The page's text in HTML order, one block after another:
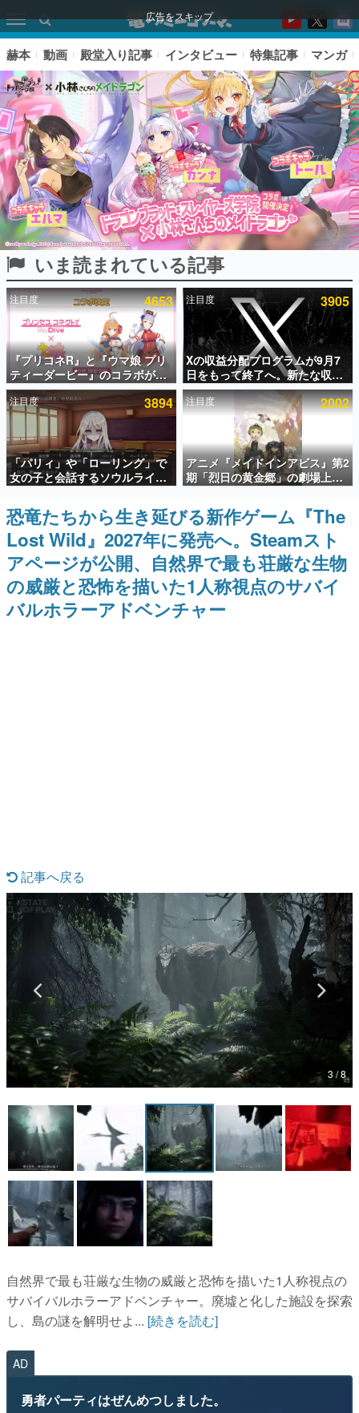
広告をスキップ
ピックアップ
電ファミのいま読まれている記事ランキング
アプリセール情報
インタビュー
連載・特集一覧
殿堂入り記事
SNS拡散数が数千以上！ ページビュー数万以上！ などな
ど。多くの人々に読まれた、電ファミ渾身の“殿堂入り”記
事をまとめました。
ゲームの企画書
名作ゲームクリエイターの方々に製作時のエピソードをお
聞きし、ヒットする企画（ゲーム）とは何か？を探ってい
きます。
赫本
この物語を解いてはいけない。『赫本』は、〈試験問題〉
の形をした短編ホラー小説集です。
なんでゲームは面白い？
ゲーム開発者・hamatsu氏がゲームの魅力を画面や操作の
具体的な形から解き明かしていく、硬派で骨太な評論連載
です。
ゲームが変えた日本語
「経験値」「裏技」「ラスボス」… ゲームにまつわる言葉
の起源や用法の変遷を、コンピューター文化史研究家・タ
イニーP氏が徹底調査。
カテゴリ
特集記事
マンガ
女性向け
アプリレビュー
その他
電ファミニコゲーマーとは？
運営：株式会社マレ
赫本 動画 殿堂入り記事 インタビュー 特集記事 マンガ
いま読まれている記事
注目度 4653
『プリコネR』と『ウマ娘 プリ
ティーダービー』のコラボが決
定！“最大170連無料”の8.5周年
キャンペーンなども発表
注目度 3905
Xの収益分配プログラムが9月7
日をもって終了へ。新たな収益
化制度「Original Content
Rewards Program」を発表
注目度 3894
「パリィ」や「ローリング」で
女の子と会話するソウルライク
恋愛ゲーム『小早川さんはソウ
ルライク』無料公開。返事に失
敗すると「YOU DIED」
注目度 2002
アニメ『メイドインアビス』第2
期「烈日の黄金郷」の劇場上映
が決定！レグ役・伊瀬茉莉也さ
んらが登壇する舞台挨拶も実施
恐竜たちから生き延びる新作ゲーム『The
Lost Wild』2027年に発売へ。Steamスト
アページが公開、自然界で最も荘厳な生物
の威厳と恐怖を描いた1人称視点のサバイ
バルホラーアドベンチャー
記事へ戻る
3 / 8
自然界で最も荘厳な生物の威厳と恐怖を描いた1人称視点の
サバイバルホラーアドベンチャー。廃墟と化した施設を探索
し、島の謎を解明せよ... [続きを読む]
AD
勇者パーティはぜんめつしました。